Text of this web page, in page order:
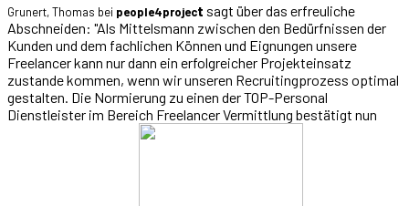
Grunert, Thomas bei people4project sagt über das erfreuliche
Abschneiden: "Als Mittelsmann zwischen den Bedürfnissen der
Kunden und dem fachlichen Können und Eignungen unsere
Freelancer kann nur dann ein erfolgreicher Projekteinsatz
zustande kommen, wenn wir unseren Recruitingprozess optimal
gestalten. Die Normierung zu einen der TOP-Personal
Dienstleister im Bereich Freelancer Vermittlung bestätigt nun